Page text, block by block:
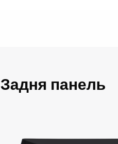
Задня панель